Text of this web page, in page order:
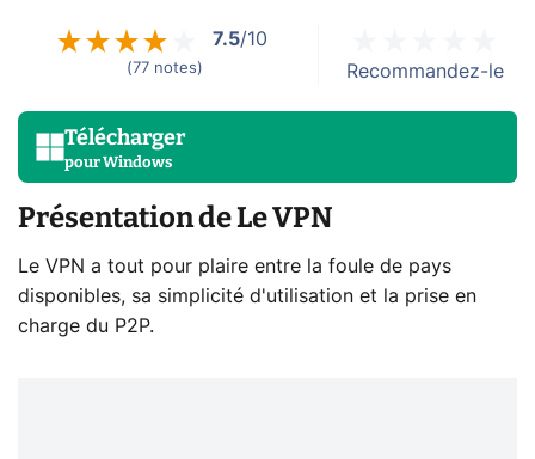
7.5/10
(77 notes) Recommandez-le
Télécharger
pourWindows
Présentation de Le VPN
Le VPN a tout pour plaire entre la foule de pays
disponibles, sa simplicité d'utilisation et la prise en
charge du P2P.